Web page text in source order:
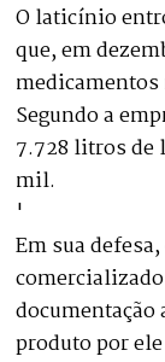
O laticínio
que, em
Segundo a
7.728 litros de
mil.
'
Em sua
documentação
produto por